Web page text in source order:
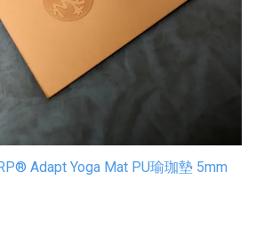
Adapt Yoga Mat PU瑜珈墊 5mm